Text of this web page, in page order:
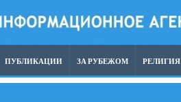
ПУБЛИКАЦИИ ЗА РУБЕЖОМ РЕЛИГИЯ